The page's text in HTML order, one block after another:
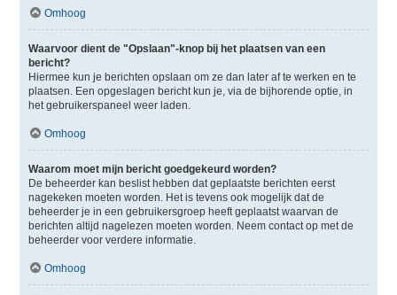
Omhoog
Waarvoor dient de "Opslaan"-knop bij het plaatsen van een
bericht?
Hiermee kun je berichten opslaan om ze dan later af te werken en te
plaatsen. Een opgeslagen bericht kun je, via de bijhorende optie, in
het gebruikerspaneel weer laden.
Omhoog
Waarom moet mijn bericht goedgekeurd worden?
De beheerder kan beslist hebben dat geplaatste berichten eerst
nagekeken moeten worden. Het is tevens ook mogelijk dat de
beheerder je in een gebruikersgroep heeft geplaatst waarvan de
berichten altijd nagelezen moeten worden. Neem contact op met de
beheerder voor verdere informatie.
Omhoog